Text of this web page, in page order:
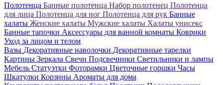
Полотенца Банные полотенца Набор полотенец Полотенца
для лица Полотенца для ног Полотенца для рук Банные
халаты Женские халаты Мужские халаты Халаты унисекс
Банные тапочки Аксессуары для ванной комнаты Коврики
Уход за лицом и телом
Вазы Декоративные наволочки Декоративные тарелки
Картины Зеркала Свечи Подсвечники Светильники и лампы
Мебель Статуэтки Фоторамки Цветочные горшки Часы
Шкатулки Корзины Ароматы для дома